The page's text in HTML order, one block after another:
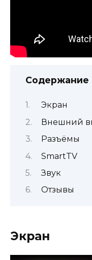
Содержание
Экран
Внешний
Разъёмы
SmartTV
Звук
Отзывы
Экран